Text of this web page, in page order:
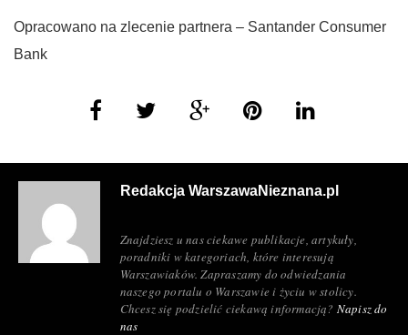
Opracowano na zlecenie partnera – Santander Consumer
Bank
Redakcja WarszawaNieznana.pl
Znajdziesz u nas ciekawe publikacje, artykuły,
poradniki w kategoriach, które interesują
Warszawiaków. Zapraszamy do odwiedzania
naszego portalu o Warszawie i życiu w stolicy.
Chcesz się podzielić ciekawą informacją? Napisz do
nas